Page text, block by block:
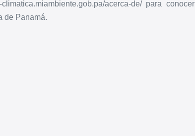
acerca-de/ para conocer
de Panamá.